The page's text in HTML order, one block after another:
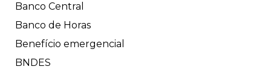
Banco Central
Banco de Horas
Benefício emergencial
BNDES